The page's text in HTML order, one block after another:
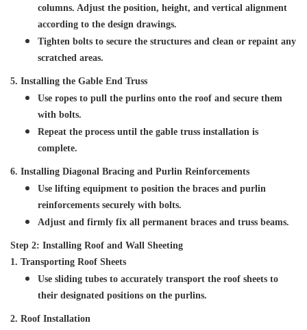
columns. Adjust the position, height, and vertical alignment
according to the design drawings.
Tighten bolts to secure the structures and clean or repaint any
scratched areas.
5. Installing the Gable End Truss
Use ropes to pull the purlins onto the roof and secure them
with bolts.
Repeat the process until the gable truss installation is
complete.
6. Installing Diagonal Bracing and Purlin Reinforcements
Use lifting equipment to position the braces and purlin
reinforcements securely with bolts.
Adjust and firmly fix all permanent braces and truss beams.
Step 2: Installing Roof and Wall Sheeting
1. Transporting Roof Sheets
Use sliding tubes to accurately transport the roof sheets to
their designated positions on the purlins.
2. Roof Installation